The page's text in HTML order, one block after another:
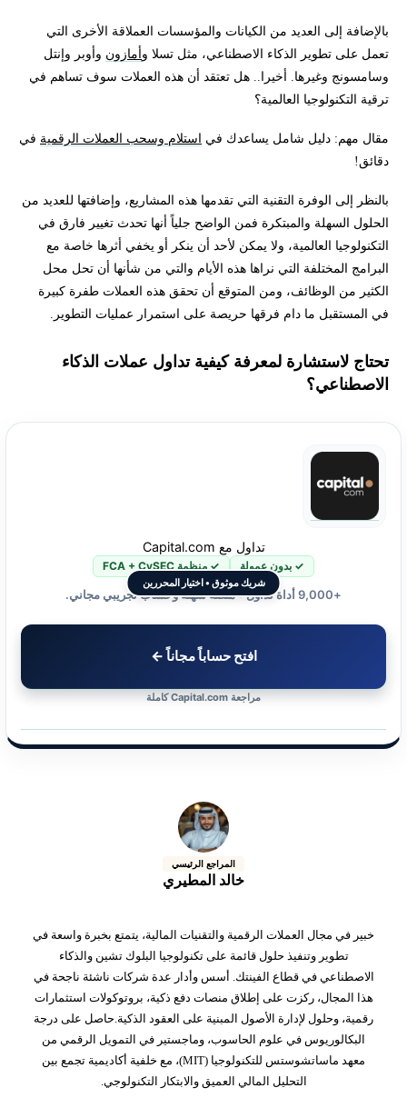
بالإضافة إلى العديد من الكيانات والمؤسسات العملاقة الأخرى التي
تعمل على تطوير الذكاء الاصطناعي، مثل تسلا وأمازون وأوبر وإنتل
وسامسونج وغيرها. أخيرا.. هل تعتقد أن هذه العملات سوف تساهم في
ترقية التكنولوجيا العالمية؟
مقال مهم: دليل شامل يساعدك في استلام وسحب العملات الرقمية في
دقائق!
بالنظر إلى الوفرة التقنية التي تقدمها هذه المشاريع، وإضافتها للعديد من
الحلول السهلة والمبتكرة فمن الواضح جلياً أنها تحدث تغيير فارق في
التكنولوجيا العالمية، ولا يمكن لأحد أن ينكر أو يخفي أثرها خاصة مع
البرامج المختلفة التي نراها هذه الأيام والتي من شأنها أن تحل محل
الكثير من الوظائف، ومن المتوقع أن تحقق هذه العملات طفرة كبيرة
في المستقبل ما دام فرقها حريصة على استمرار عمليات التطوير.
تحتاج لاستشارة لمعرفة كيفية تداول عملات الذكاء
الاصطناعي؟
شريك موثوق • اختيار المحررين
تداول مع Capital.com
✓ بدون عمولة ✓ منظمة FCA + CySEC
+9,000 أداة تداول • منصة سهلة وحساب تجريبي مجاني.
افتح حساباً مجاناً ←
مراجعة Capital.com كاملة
المراجع الرئيسي
خالد المطيري
خبير في مجال العملات الرقمية والتقنيات المالية، يتمتع بخبرة واسعة في
تطوير وتنفيذ حلول قائمة على تكنولوجيا البلوك تشين والذكاء
الاصطناعي في قطاع الفينتك. أسس وأدار عدة شركات ناشئة ناجحة في
هذا المجال، ركزت على إطلاق منصات دفع ذكية، بروتوكولات استثمارات
رقمية، وحلول لإدارة الأصول المبنية على العقود الذكية.حاصل على درجة
البكالوريوس في علوم الحاسوب، وماجستير في التمويل الرقمي من
معهد ماساتشوستس للتكنولوجيا (MIT)، مع خلفية أكاديمية تجمع بين
التحليل المالي العميق والابتكار التكنولوجي.